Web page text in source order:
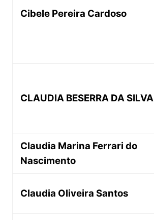
Cibele Pereira Cardoso
CLAUDIA BESERRA DA SILVA
Claudia Marina Ferrari do
Nascimento
Claudia Oliveira Santos